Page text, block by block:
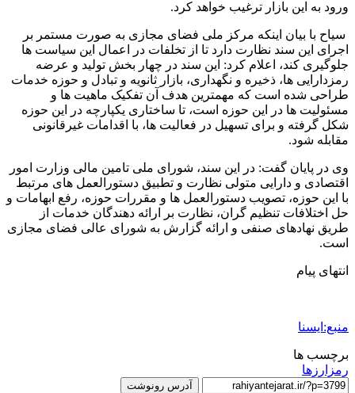
ورود به این بازار ترغیب خواهد کرد.
سیاح با بیان اینکه مرکز ملی فضای مجازی به صورت مستمر بر
اجرای این سند نظارت دارد تا از تخلفات در اعمال این سیاست ها
جلوگیری کند، اعلام کرد: این سند در چهار بخش تولید و عرضه
رمزدارایی ها، ذخیره و نگهداری، بازار ثانویه و تبادل و حوزه خدمات
طراحی شده است که مهمترین هدف آن تفکیک ماهیت ها و
مسئولیت ها در این حوزه است، تا ساختاری یکپارچه در این حوزه
شکل گرفته و برای تسهیل در فعالیت ها، با اقدامات غیرقانونی
مقابله شود.
وی در پایان گفت: در این سند، شورای ملی تامین مالی وزارت امور
اقتصادی و دارایی متولی نظارت و تطبیق دستورالعمل های مرتبط
با این حوزه، تصویب دستورالعمل ها و مقررات حوزه، رفع ابهامات و
حل اختلافات تنظیم گران، نظارت بر ارائه دهندگان خدمات از
طریق نهادهای صنفی و ارائه گزارش به شورای عالی فضای مجازی
است.
انتهای پیام
منبع:ایسنا
برچسب ها
رمزارزها
آدرس رونوشت